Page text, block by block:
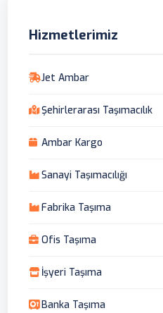
Hizmetlerimiz
Jet Ambar
Şehirlerarası Taşımacılık
Ambar Kargo
Sanayi Taşımacılığı
Fabrika Taşıma
Ofis Taşıma
İşyeri Taşıma
Banka Taşıma